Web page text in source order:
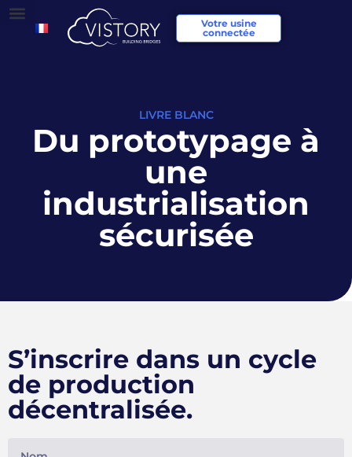
Votre usine
connectée
LIVRE BLANC
Du prototypage à
une
industrialisation
sécurisée
S’inscrire dans un cycle
de production
décentralisée.